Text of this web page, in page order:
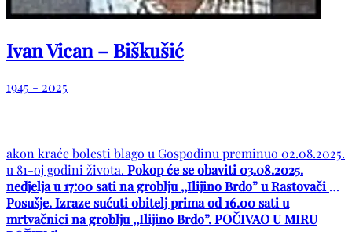
Ivan Vican – Biškušić
1945 - 2025
akon kraće bolesti blago u Gospodinu preminuo 02.08.2025.
u 81-oj godini života. Pokop će se obaviti 03.08.2025.
nedjelja u 17:00 sati na groblju ,,Ilijino Brdo” u Rastovači –
Posušje. Izraze sućuti obitelj prima od 16.00 sati u
mrtvačnici na groblju ,,Ilijino Brdo”. POČIVAO U MIRU